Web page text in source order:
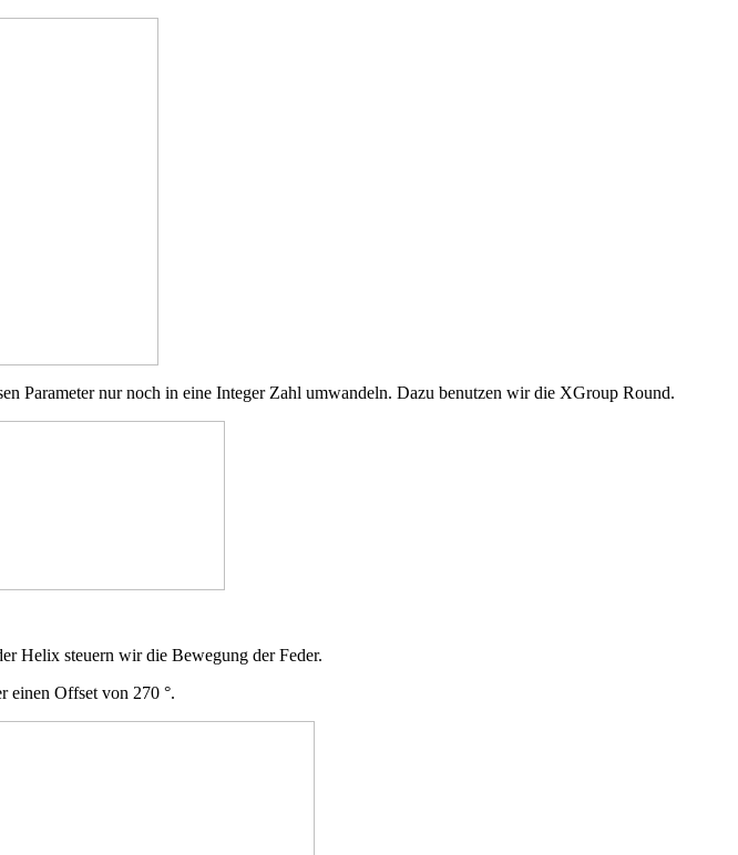
Parameter nur noch in eine Integer Zahl umwandeln. Dazu benutzen wir die XGroup Round.
Helix steuern wir die Bewegung der Feder.
einen Offset von 270 °.